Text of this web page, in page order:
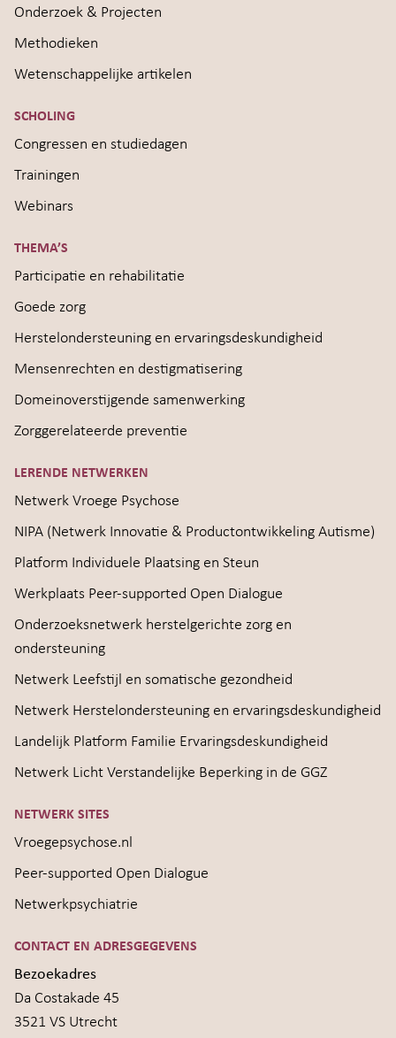
Onderzoek & Projecten
Methodieken
Wetenschappelijke artikelen
SCHOLING
Congressen en studiedagen
Trainingen
Webinars
THEMA’S
Participatie en rehabilitatie
Goede zorg
Herstelondersteuning en ervaringsdeskundigheid
Mensenrechten en destigmatisering
Domeinoverstijgende samenwerking
Zorggerelateerde preventie
LERENDE NETWERKEN
Netwerk Vroege Psychose
NIPA (Netwerk Innovatie & Productontwikkeling Autisme)
Platform Individuele Plaatsing en Steun
Werkplaats Peer-supported Open Dialogue
Onderzoeksnetwerk herstelgerichte zorg en
ondersteuning
Netwerk Leefstijl en somatische gezondheid
Netwerk Herstelondersteuning en ervaringsdeskundigheid
Landelijk Platform Familie Ervaringsdeskundigheid
Netwerk Licht Verstandelijke Beperking in de GGZ
NETWERK SITES
Vroegepsychose.nl
Peer-supported Open Dialogue
Netwerkpsychiatrie
CONTACT EN ADRESGEGEVENS
Bezoekadres
Da Costakade 45
3521 VS Utrecht